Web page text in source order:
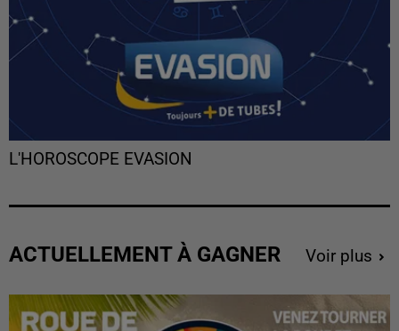
L'HOROSCOPE EVASION
ACTUELLEMENT À GAGNER Voir plus